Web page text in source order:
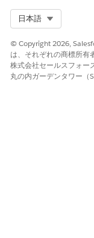
日本語
© Copyright 2026,
は、それぞれの商標所有
株式会社セールスフォー
丸の内ガーデンタワー（